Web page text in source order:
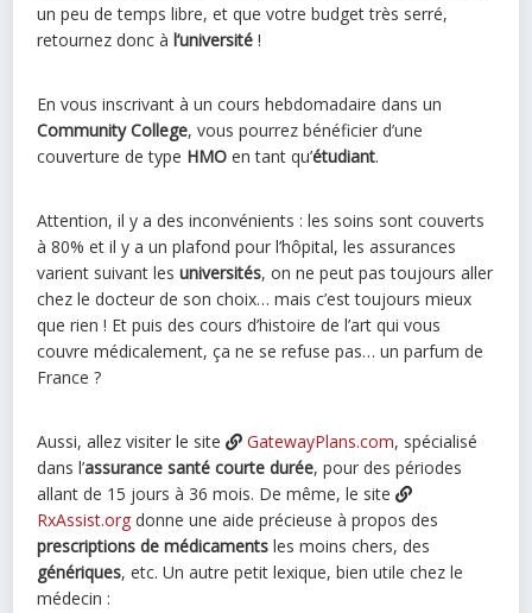
un peu de temps libre, et que votre budget très serré,
retournez donc àl’université !
En vous inscrivant à un cours hebdomadaire dans un
Community College, vous pourrez bénéficier d’une
couverture de type HMO en tant qu’étudiant.
Attention, il y a des inconvénients : les soins sont couverts
à 80% et il y a un plafond pour l’hôpital, les assurances
varient suivant lesuniversités, on ne peut pas toujours aller
chez le docteur de son choix… mais c’est toujours mieux
que rien ! Et puis des cours d’histoire de l’art qui vous
couvre médicalement, ça ne se refuse pas… un parfum de
France ?
Aussi, allez visiter le site GatewayPlans.com, spécialisé
dans l’assurance santé courte durée, pour des périodes
allant de 15 jours à 36 mois. De même, le site
RxAssist.org donne une aide précieuse à propos des
prescriptions de médicaments les moins chers, des
génériques, etc. Un autre petit lexique, bien utile chez le
médecin :